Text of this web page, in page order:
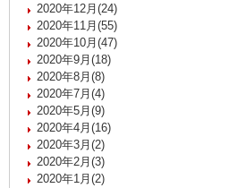
2020年12月(24)
2020年11月(55)
2020年10月(47)
2020年9月(18)
2020年8月(8)
2020年7月(4)
2020年5月(9)
2020年4月(16)
2020年3月(2)
2020年2月(3)
2020年1月(2)